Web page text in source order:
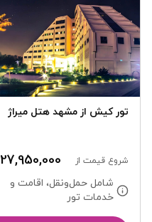
تور کیش از مشهد هتل میراژ
شروع قیمت از 27,950,000
شامل حمل‌ونقل، اقامت و
خدمات تور